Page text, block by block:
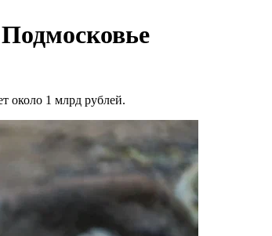
около 1 млрд рублей.